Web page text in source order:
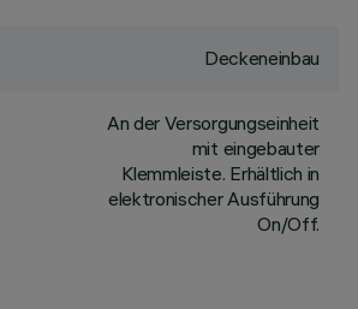
Deckeneinbau
An der Versorgungseinheit
mit eingebauter
Klemmleiste. Erhältlich in
elektronischer Ausführung
On/Off.